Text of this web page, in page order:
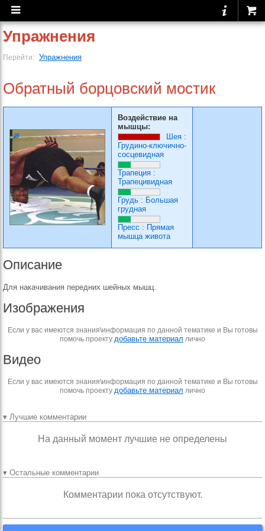
Упражнения
Перейти: Упражнения
Обратный борцовский мостик
Воздействие на
мышцы:
Шея :
Грудино-ключично-
сосцевидная
Трапеция :
Трапецивидная
Грудь : Большая
грудная
Пресс : Прямая
мышца живота
Описание
Для накачивания передних шейных мышц.
Изображения
Если у вас имеются знания\информация по данной тематике и Вы готовы
помочь проекту добавьте материал лично
Видео
Если у вас имеются знания\информация по данной тематике и Вы готовы
помочь проекту добавьте материал лично
▾ Лучшие комментарии
На данный момент лучшие не определены
▾ Остальные комментарии
Комментарии пока отсутствуют.